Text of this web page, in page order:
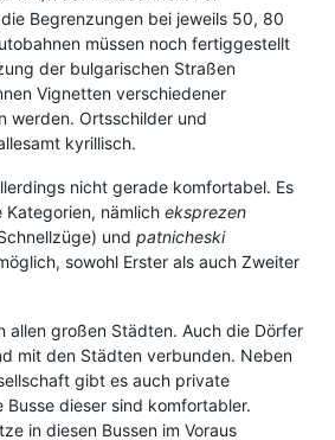
Begrenzungen bei jeweils 50, 80
müssen noch fertiggestellt
der bulgarischen Straßen
Vignetten verschiedener
werden. Ortsschilder und
kyrillisch.
nicht gerade komfortabel. Es
nämlich eksprezen
und patnicheski
sowohl Erster als auch Zweiter
allen großen Städten. Auch die Dörfer
mit den Städten verbunden. Neben
gibt es auch private
Busse dieser sind komfortabler.
in diesen Bussen im Voraus